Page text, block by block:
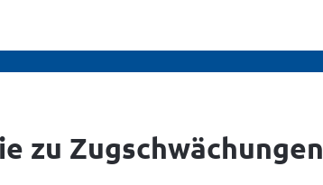
zu Zugschwächungen